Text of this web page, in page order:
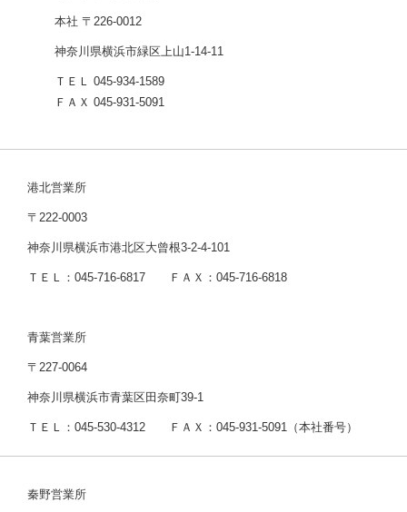
本社 〒226-0012
神奈川県横浜市緑区上山1-14-11
ＴＥＬ 045-934-1589
ＦＡＸ 045-931-5091
港北営業所
〒222-0003
神奈川県横浜市港北区大曾根3-2-4-101
ＴＥＬ：045-716-6817 ＦＡＸ：045-716-6818
青葉営業所
〒227-0064
神奈川県横浜市青葉区田奈町39-1
ＴＥＬ：045-530-4312 ＦＡＸ：045-931-5091（本社番号）
秦野営業所